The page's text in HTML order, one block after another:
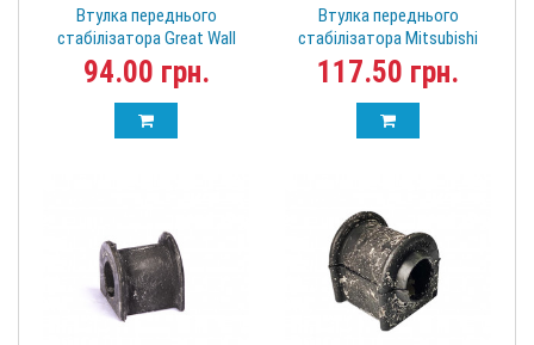
Втулка переднього
стабілізатора Great Wall
Haval H6 2906112XKZ16B
94.00 грн.
Втулка переднього
стабілізатора Mitsubishi
Colt MSB-Z34F
117.50 грн.